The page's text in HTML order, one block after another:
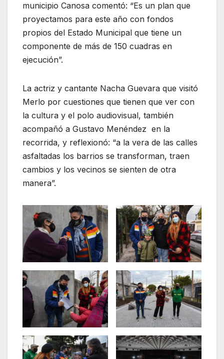
municipio Canosa comentó: “Es un plan que
proyectamos para este año con fondos
propios del Estado Municipal que tiene un
componente de más de 150 cuadras en
ejecución”.
La actriz y cantante Nacha Guevara que visitó
Merlo por cuestiones que tienen que ver con
la cultura y el polo audiovisual, también
acompañó a Gustavo Menéndez en la
recorrida, y reflexionó: “a la vera de las calles
asfaltadas los barrios se transforman, traen
cambios y los vecinos se sienten de otra
manera”.